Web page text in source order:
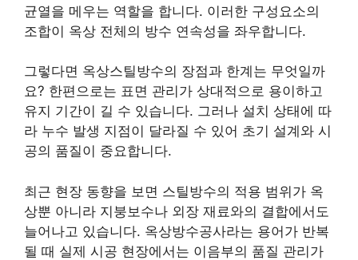
균열을 메우는 역할을 합니다. 이러한 구성요소의
조합이 옥상 전체의 방수 연속성을 좌우합니다.
그렇다면 옥상스틸방수의 장점과 한계는 무엇일까
요? 한편으로는 표면 관리가 상대적으로 용이하고
유지 기간이 길 수 있습니다. 그러나 설치 상태에 따
라 누수 발생 지점이 달라질 수 있어 초기 설계와 시
공의 품질이 중요합니다.
최근 현장 동향을 보면 스틸방수의 적용 범위가 옥
상뿐 아니라 지붕보수나 외장 재료와의 결합에서도
늘어나고 있습니다. 옥상방수공사라는 용어가 반복
될 때 실제 시공 현장에서는 이음부의 품질 관리가